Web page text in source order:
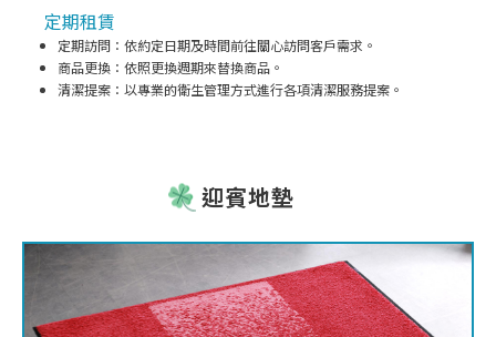
定期租賃
定期訪問：依約定日期及時間前往關心訪問客戶需求。
商品更換：依照更換週期來替換商品。
清潔提案：以專業的衛生管理方式進行各項清潔服務提案。
迎賓地墊